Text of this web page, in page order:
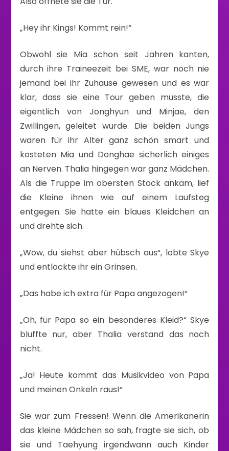
„Hey ihr Kings! Kommt rein!“
Obwohl sie Mia schon seit Jahren kanten,
durch ihre Traineezeit bei SME, war noch nie
jemand bei ihr Zuhause gewesen und es war
klar, dass sie eine Tour geben musste, die
eigentlich von Jonghyun und Minjae, den
Zwillingen, geleitet wurde. Die beiden Jungs
waren für ihr Alter ganz schön smart und
kosteten Mia und Donghae sicherlich einiges
an Nerven. Thalia hingegen war ganz Mädchen.
Als die Truppe im obersten Stock ankam, lief
die Kleine ihnen wie auf einem Laufsteg
entgegen. Sie hatte ein blaues Kleidchen an
und drehte sich.
„Wow, du siehst aber hübsch aus“, lobte Skye
und entlockte ihr ein Grinsen.
„Das habe ich extra für Papa angezogen!“
„Oh, für Papa so ein besonderes Kleid?“ Skye
bluffte nur, aber Thalia verstand das noch
nicht.
„Ja! Heute kommt das Musikvideo von Papa
und meinen Onkeln raus!“
Sie war zum Fressen! Wenn die Amerikanerin
das kleine Mädchen so sah, fragte sie sich, ob
sie und Taehyung irgendwann auch Kinder